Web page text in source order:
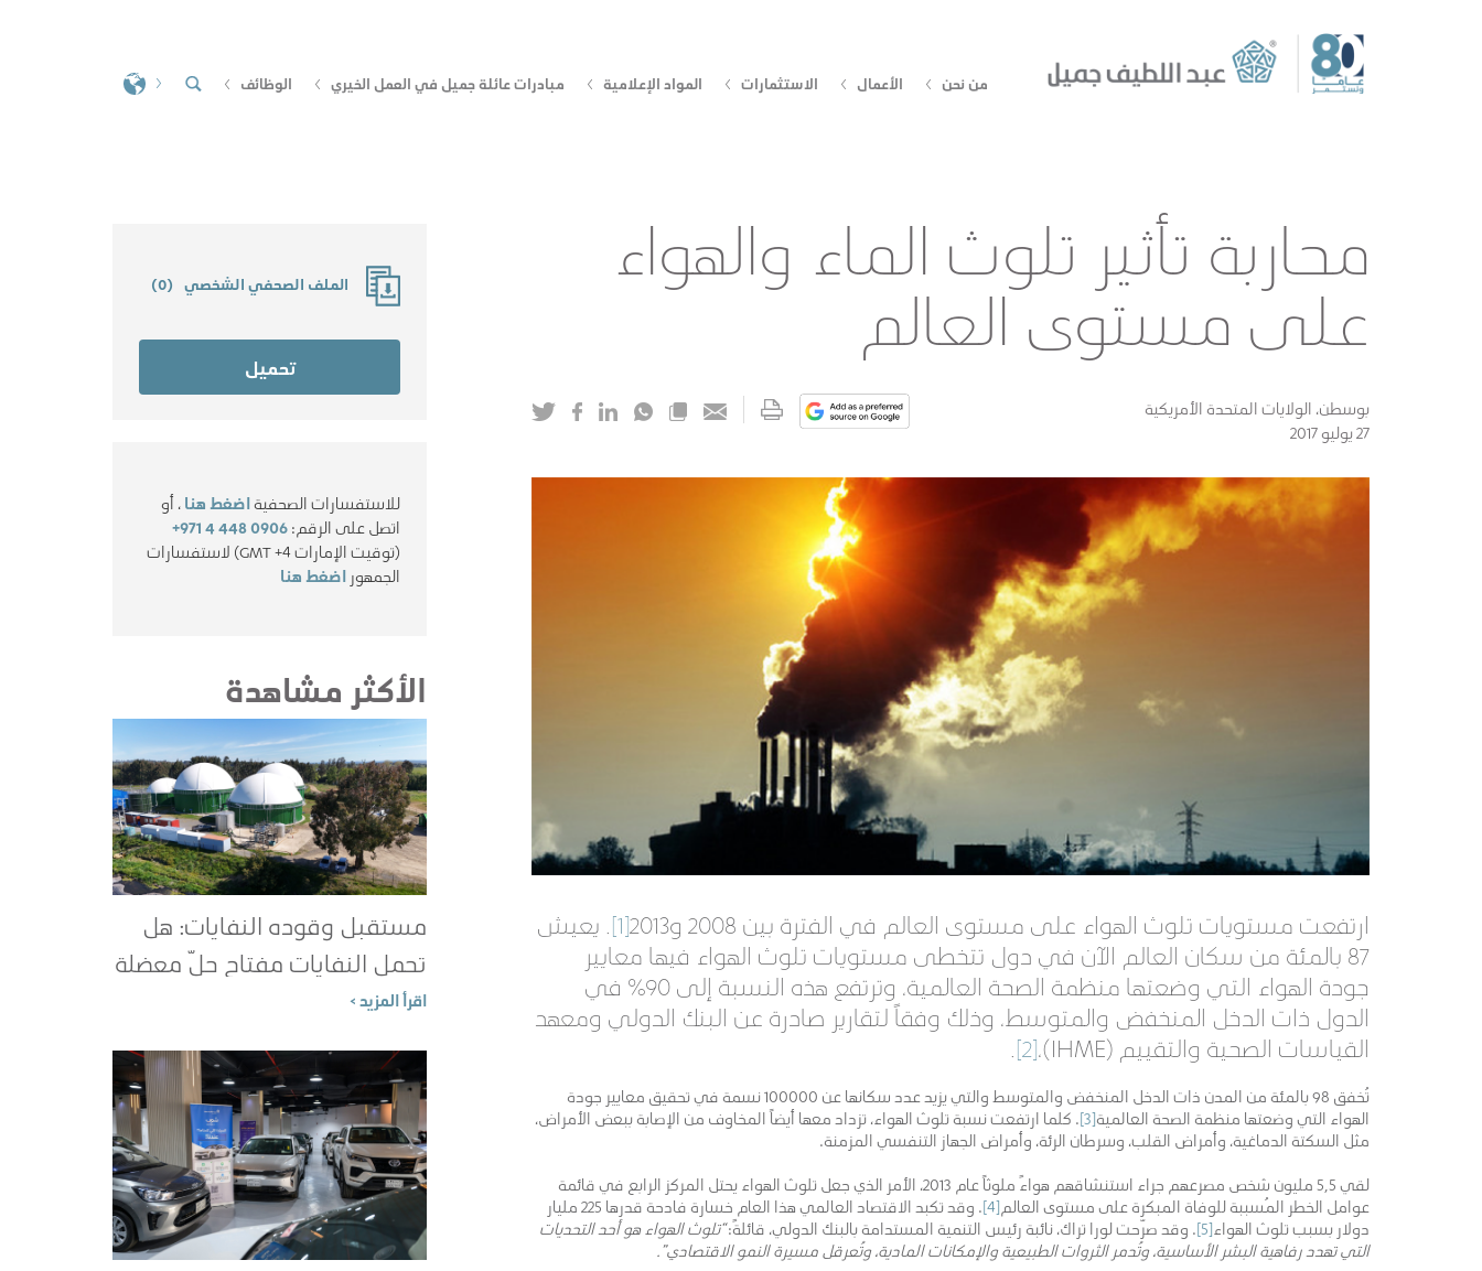
من نحن الأعمال الاستثمارات المواد الإعلامية مبادرات عائلة جميل في العمل الخيري الوظائف
محاربة تأثير تلوث الماء والهواء
على مستوى العالم
بوسطن، الولايات المتحدة الأمريكية
27 يوليو 2017
ارتفعت مستويات تلوث الهواء على مستوى العالم في الفترة بين 2008 و2013 [1] . يعيش
87 بالمئة من سكان العالم الآن في دول تتخطى مستويات تلوث الهواء فيها معايير
جودة الهواء التي وضعتها منظمة الصحة العالمية، وترتفع هذه النسبة إلى 90% في
الدول ذات الدخل المنخفض والمتوسط، وذلك وفقاً لتقارير صادرة عن البنك الدولي ومعهد
القياسات الصحية والتقييم (IHME)،
[2]
.
تُخفق 98 بالمئة من المدن ذات الدخل المنخفض والمتوسط والتي يزيد عدد سكانها عن 100000 نسمة في تحقيق معايير جودة
الهواء التي وضعتها منظمة الصحة العالمية[3] . كلما ارتفعت نسبة تلوث الهواء، تزداد معها أيضاً المخاوف من الإصابة ببعض الأمراض،
مثل السكتة الدماغية، وأمراض القلب، وسرطان الرئة، وأمراض الجهاز التنفسي المزمنة.
لقي 5,5 مليون شخص مصرعهم جراء استنشاقهم هواءً ملوثاً عام 2013، الأمر الذي جعل تلوث الهواء يحتل المركز الرابع في قائمة
عوامل الخطر المُسببة للوفاة المبكرة على مستوى العالم[4]
. وقد تكبد الاقتصاد العالمي هذا العام خسارة فادحة قدرها 225 مليار
دولار بسبب تلوث الهواء[5] . وقد صرّحت لورا تراك، نائبة رئيس التنمية المستدامة بالبنك الدولي، قائلةً:“تلوث الهواء هو أحد التحديات
التي تهدد رفاهية البشر الأساسية، وتُدمر الثروات الطبيعية والإمكانات المادية، وتُعرقل مسيرة النمو الاقتصادي”.
الملف الصحفي الشخصي (
0
)
تحميل
للاستفسارات الصحفيةاضغط هنا، أو
اتصل على الرقم:+971 4 448 0906
(توقيت الإمارات GMT +4) لاستفسارات
الجمهور اضغط هنا
الأكثر مشاهدة
مستقبل وقوده النفايات: هل
تحمل النفايات مفتاح حلّ معضلة
الطاقة؟
اقرأ المزيد >